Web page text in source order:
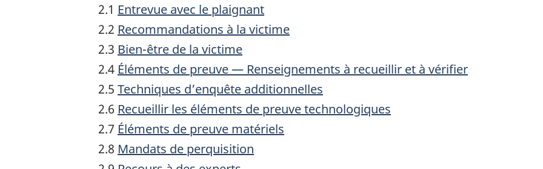
2.1 Entrevue avec le plaignant
2.2 Recommandations à la victime
2.3 Bien-être de la victime
2.4 Éléments de preuve — Renseignements à recueillir et à vérifier
2.5 Techniques d’enquête additionnelles
2.6 Recueillir les éléments de preuve technologiques
2.7 Éléments de preuve matériels
2.8 Mandats de perquisition